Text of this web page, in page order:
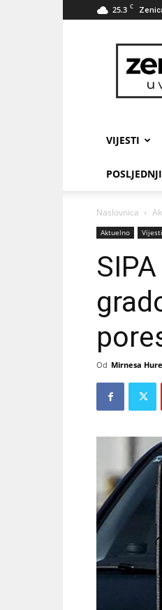
25.3 C
VIJESTI
Naslovnica
Aktuelno Vijesti
Od Mirnesa